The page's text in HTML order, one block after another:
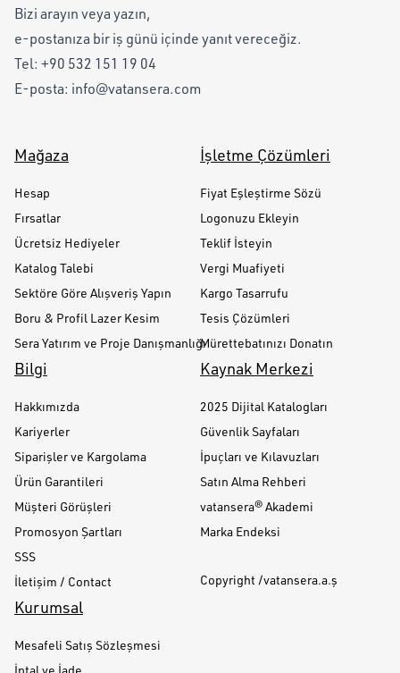
Bizi arayın veya yazın,
e-postanıza bir iş günü içinde yanıt vereceğiz.
Tel: +90 532 151 19 04
E-posta: info@vatansera.com
Mağaza
Hesap
Fırsatlar
Ücretsiz Hediyeler
Katalog Talebi
Sektöre Göre Alışveriş Yapın
Boru & Profil Lazer Kesim
Sera Yatırım ve Proje Danışmanlığı
İşletme Çözümleri
Fiyat Eşleştirme Sözü
Logonuzu Ekleyin
Teklif İsteyin
Vergi Muafiyeti
Kargo Tasarrufu
Tesis Çözümleri
Mürettebatınızı Donatın
Bilgi
Hakkımızda
Kariyerler
Siparişler ve Kargolama
Ürün Garantileri
Müşteri Görüşleri
Promosyon Şartları
SSS
İletişim / Contact
Kaynak Merkezi
2025 Dijital Katalogları
Güvenlik Sayfaları
İpuçları ve Kılavuzları
Satın Alma Rehberi
vatansera® Akademi
Marka Endeksi
Copyright /vatansera.a.ş
Kurumsal
Mesafeli Satış Sözleşmesi
İptal ve İade